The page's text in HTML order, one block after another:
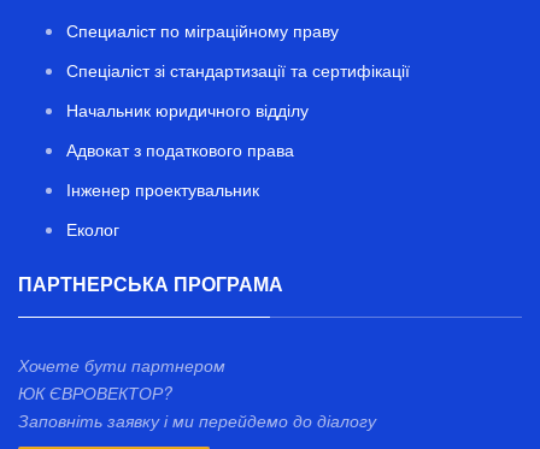
Специаліст по міграційному праву
Спеціаліст зі стандартизації та сертифікації
Начальник юридичного відділу
Адвокат з податкового права
Інженер проектувальник
Еколог
ПАРТНЕРСЬКА ПРОГРАМА
Хочете бути партнером
ЮК ЄВРОВЕКТОР?
Заповніть заявку і ми перейдемо до діалогу